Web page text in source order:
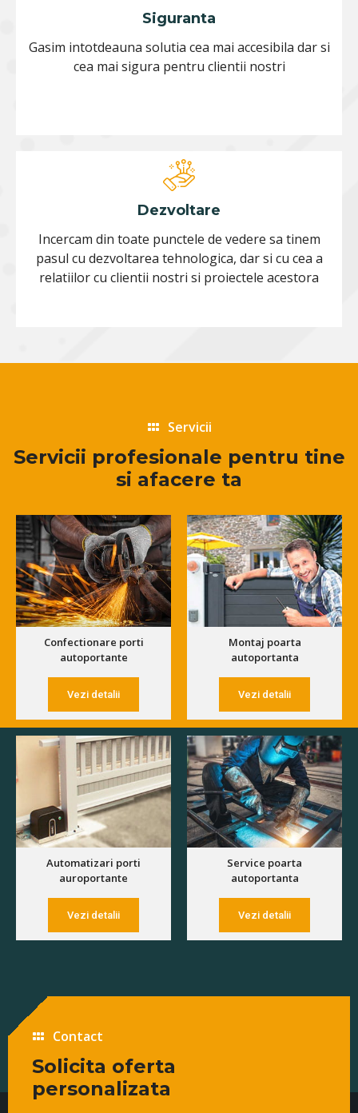
Siguranta
Gasim intotdeauna solutia cea mai accesibila dar si
cea mai sigura pentru clientii nostri
Dezvoltare
Incercam din toate punctele de vedere sa tinem
pasul cu dezvoltarea tehnologica, dar si cu cea a
relatiilor cu clientii nostri si proiectele acestora
Servicii
Servicii profesionale pentru tine
si afacere ta
Confectionare porti
autoportante
Vezi detalii
Montaj poarta
autoportanta
Vezi detalii
Automatizari porti
auroportante
Vezi detalii
Service poarta
autoportanta
Vezi detalii
Contact
Solicita oferta
personalizata